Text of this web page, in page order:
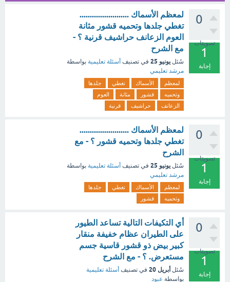
0
تصويتات
1
إجابة
لمعظم الأسماك ........................
تغطي جلدها وتحميه قشور مثانة
العوم الزعانف حراشيف قرنية ؟ -
مع الشرح
سُئل يونيو 25 في تصنيف أسئلة تعليمية بواسطة
مرشد تعليمي
لمعظم الأسماك تغطي
جلدها
وتحميه
قشور مثانة
العوم
الزعانف
حراشيف قرنية
0
تصويتات
1
إجابة
لمعظم الأسماك ........................
تغطي جلدها وتحميه قشور ؟ - مع
الشرح
سُئل يونيو 25 في تصنيف أسئلة تعليمية بواسطة
مرشد تعليمي
لمعظم الأسماك تغطي
جلدها
وتحميه
قشور
0
تصويتات
1
إجابة
أي التكيفات التالية تساعد الطيور
على الطيران عظام خفيفة منقار
كبير بيض ذو قشور قاسية جسم
مستعرض. ؟ - مع الشرح
سُئل أبريل 20 في تصنيف أسئلة تعليمية
بواسطة عبود